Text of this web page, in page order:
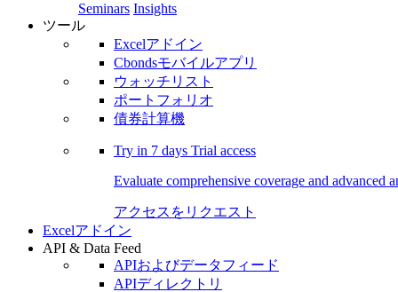
Seminars Insights
ツール
Excelアドイン
Cbondsモバイルアプリ
ウォッチリスト
ポートフォリオ
債券計算機
Try in 7 days Trial access
Evaluate comprehensive coverage and advanced
アクセスをリクエスト
Excelアドイン
API & Data Feed
APIおよびデータフィード
APIディレクトリ